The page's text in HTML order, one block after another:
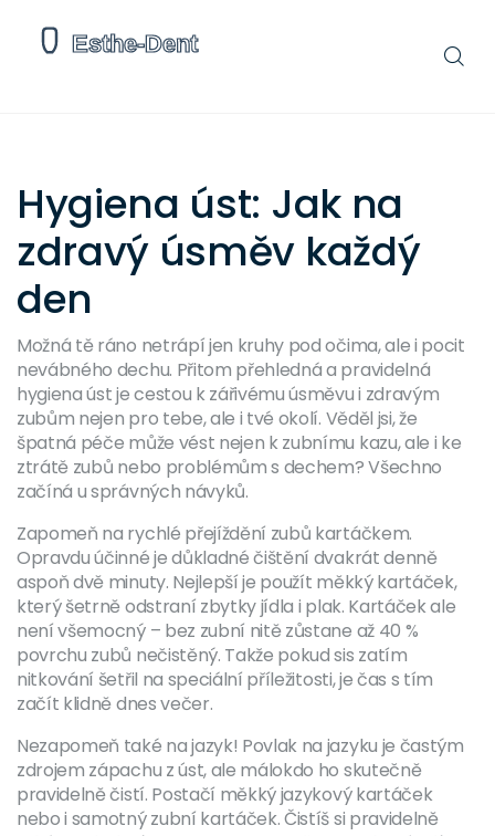
Hygiena úst: Jak na
zdravý úsměv každý
den
Možná tě ráno netrápí jen kruhy pod očima, ale i pocit
nevábného dechu. Přitom přehledná a pravidelná
hygiena úst je cestou k zářivému úsměvu i zdravým
zubům nejen pro tebe, ale i tvé okolí. Věděl jsi, že
špatná péče může vést nejen k zubnímu kazu, ale i ke
ztrátě zubů nebo problémům s dechem? Všechno
začíná u správných návyků.
Zapomeň na rychlé přejíždění zubů kartáčkem.
Opravdu účinné je důkladné čištění dvakrát denně
aspoň dvě minuty. Nejlepší je použít měkký kartáček,
který šetrně odstraní zbytky jídla i plak. Kartáček ale
není všemocný – bez zubní nitě zůstane až 40 %
povrchu zubů nečistěný. Takže pokud sis zatím
nitkování šetřil na speciální příležitosti, je čas s tím
začít klidně dnes večer.
Nezapomeň také na jazyk! Povlak na jazyku je častým
zdrojem zápachu z úst, ale málokdo ho skutečně
pravidelně čistí. Postačí měkký jazykový kartáček
nebo i samotný zubní kartáček. Čistíš si pravidelně